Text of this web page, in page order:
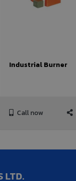
Industrial Burner
Call now
LTD.